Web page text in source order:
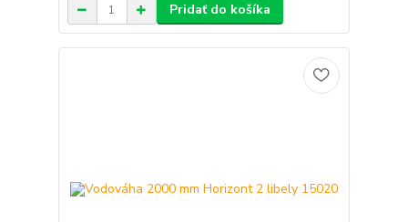
Pridať do košíka